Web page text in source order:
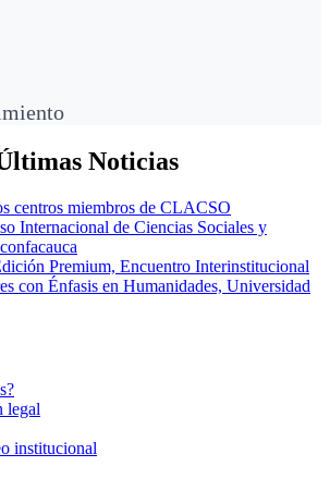
Noticias
centros miembros de CLACSO
Internacional de Ciencias Sociales y
Premium, Encuentro Interinstitucional
con Énfasis en Humanidades, Universidad
legal
institucional